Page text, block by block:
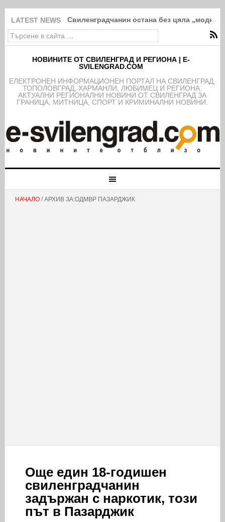
LATEST NEWS Свиленградчанин остана без цяла „модна“
НОВИНИТЕ ОТ СВИЛЕНГРАД И РЕГИОНА | E-
SVILENGRAD.COM
EЛЕКТРОНЕН ИНФОРМАЦИОНЕН ПОРТАЛ НА СВИЛЕНГРАД,
ТОПОЛОВГРАД, ХАРМАНЛИ, ЛЮБИМЕЦ И РЕГИОНА.
АКТУАЛНИ РЕГИОНАЛНИ НОВИНИ ОТ СВИЛЕНГРАД ЗА
ГРАНИЦА, МИТНИЦА, СПОРТ И КРИМИНАЛНИ НОВИНИ.
НАЧАЛО/ АРХИВ ЗА:ОДМВР ПАЗАРДЖИК
Още един 18-годишен
свиленградчанин
задържан с наркотик, този
път в Пазарджик